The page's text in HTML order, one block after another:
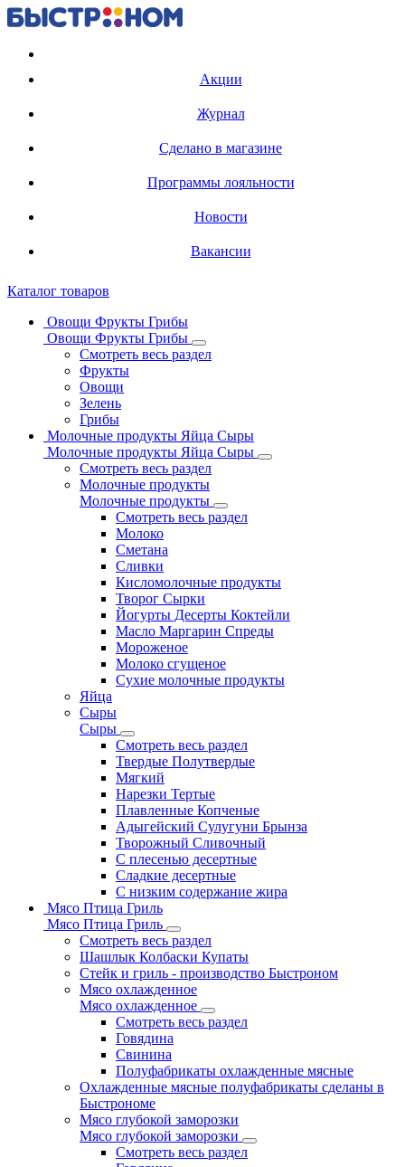
Акции
Журнал
Сделано в магазине
Программы лояльности
Новости
Вакансии
Каталог товаров
Овощи Фрукты Грибы
Овощи Фрукты Грибы
Смотреть весь раздел
Фрукты
Овощи
Зелень
Грибы
Молочные продукты Яйца Сыры
Молочные продукты Яйца Сыры
Смотреть весь раздел
Молочные продукты
Молочные продукты
Смотреть весь раздел
Молоко
Сметана
Сливки
Кисломолочные продукты
Творог Сырки
Йогурты Десерты Коктейли
Масло Маргарин Спреды
Мороженое
Молоко сгущеное
Сухие молочные продукты
Яйца
Сыры
Сыры
Смотреть весь раздел
Твердые Полутвердые
Мягкий
Нарезки Тертые
Плавленные Копченые
Адыгейский Сулугуни Брынза
Творожный Сливочный
С плесенью десертные
Сладкие десертные
С низким содержание жира
Мясо Птица Гриль
Мясо Птица Гриль
Смотреть весь раздел
Шашлык Колбаски Купаты
Стейк и гриль - производство Быстроном
Мясо охлажденное
Мясо охлажденное
Смотреть весь раздел
Говядина
Свинина
Полуфабрикаты охлажденные мясные
Охлажденные мясные полуфабрикаты сделаны в
Быстрономе
Мясо глубокой заморозки
Мясо глубокой заморозки
Смотреть весь раздел